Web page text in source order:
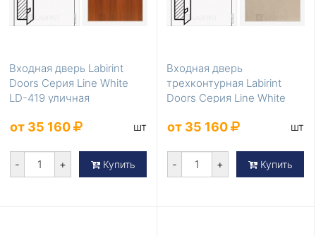
Входная дверь Labirint
Doors Серия Line White
LD-419 уличная
от 35 160 шт
- + Купить
Входная дверь
трехконтурная Labirint
Doors Серия Line White
от 35 160 шт
- + Купить